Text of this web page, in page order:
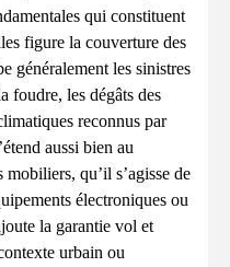
qui constituent
figure la couverture des
généralement les sinistres
foudre, les dégâts des
reconnus par
aussi bien au
qu’il s’agisse de
électroniques ou
la garantie vol et
urbain ou